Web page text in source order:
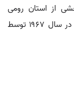
از استان رومی
سوریه؛ در سال ۱۹۴۸ توسط اردن تصرف شد؛ در سال ۱۹۶۷ توسط